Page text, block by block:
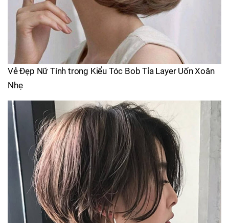
Vẻ Đẹp Nữ Tính trong Kiểu Tóc Bob Tỉa Layer Uốn Xoăn
Nhẹ